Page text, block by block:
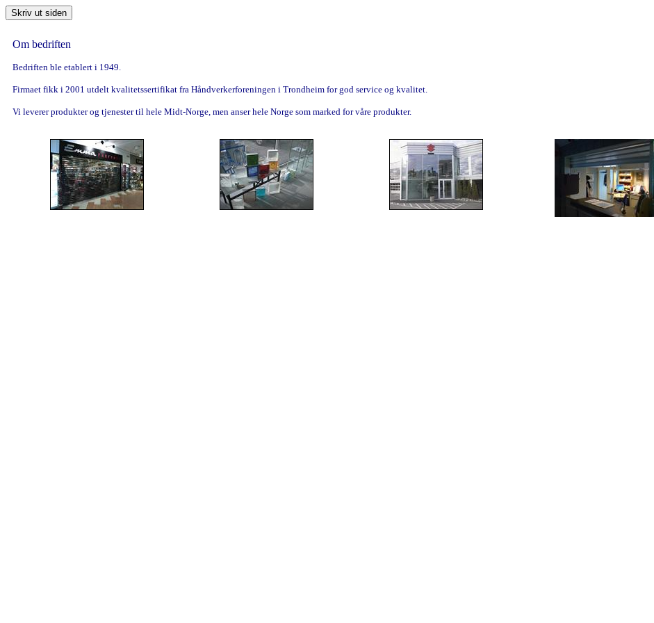
Om bedriften
Bedriften ble etablert i 1949.
Firmaet fikk i 2001 utdelt kvalitetssertifikat fra Håndverkerforeningen i Trondheim for god service og kvalitet.
Vi leverer produkter og tjenester til hele Midt-Norge, men anser hele Norge som marked for våre produkter.